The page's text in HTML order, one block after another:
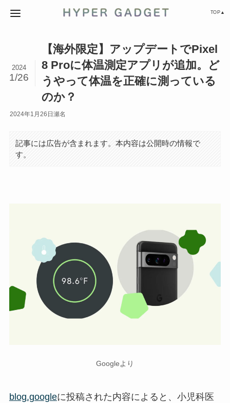
TOP▲
【海外限定】アップデートでPixel
8 Proに体温測定アプリが追加。ど
うやって体温を正確に測っている
のか？
2024
1/26
2024年1月26日 瀬名
記事には広告が含まれます。本内容は公開時の情報で
す。
Googleより
blog.googleに投稿された内容によると、小児科医